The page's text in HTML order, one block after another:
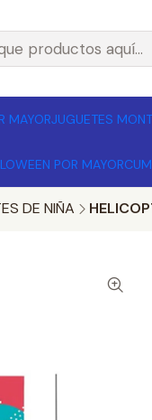
MAYORJUGUETES
POR MAYOR
DE NIÑA